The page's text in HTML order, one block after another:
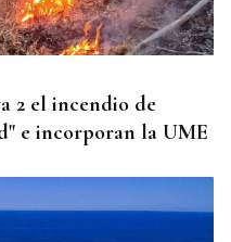
2 el incendio de
e incorporan la UME